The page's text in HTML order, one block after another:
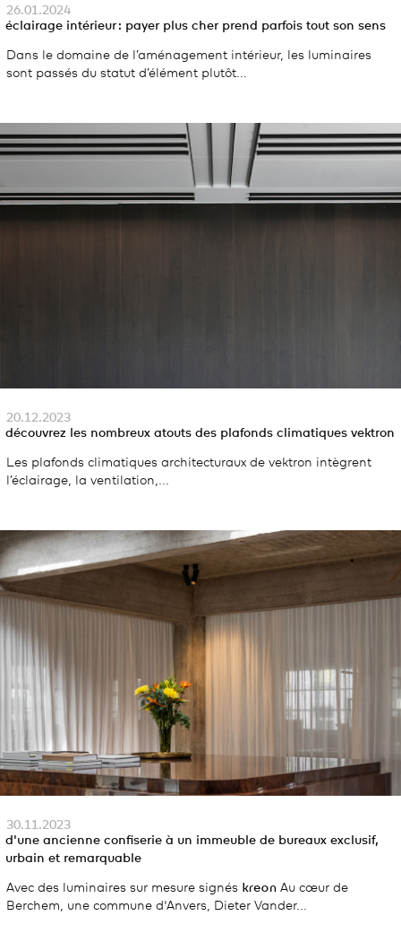
26.01.2024
éclairage intérieur : payer plus cher prend parfois tout son sens
Dans le domaine de l’aménagement intérieur, les luminaires
sont passés du statut d’élément plutôt...
20.12.2023
découvrez les nombreux atouts des plafonds climatiques vektron
Les plafonds climatiques architecturaux de vektron intègrent
l’éclairage, la ventilation,...
30.11.2023
d'une ancienne confiserie à un immeuble de bureaux exclusif,
urbain et remarquable
Avec des luminaires sur mesure signés kreon Au cœur de
Berchem, une commune d'Anvers, Dieter Vander...